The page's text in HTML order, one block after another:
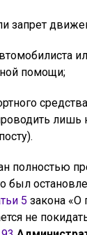
запрет
помощи;
полностью
был
5 закона «О
не